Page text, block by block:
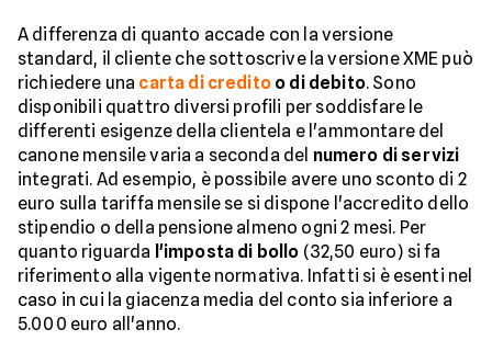
A differenza di quanto accade con la versione
standard, il cliente che sottoscrive la versione XME può
richiedere una carta di creditoo di debito. Sono
disponibili quattro diversi profili per soddisfare le
differenti esigenze della clientela e l'ammontare del
canone mensile varia a seconda del numero di servizi
integrati. Ad esempio, è possibile avere uno sconto di 2
euro sulla tariffa mensile se si dispone l'accredito dello
stipendio o della pensione almeno ogni 2 mesi. Per
quanto riguarda l'imposta di bollo (32,50 euro) si fa
riferimento alla vigente normativa. Infatti si è esenti nel
caso in cui la giacenza media del conto sia inferiore a
5.000 euro all'anno.